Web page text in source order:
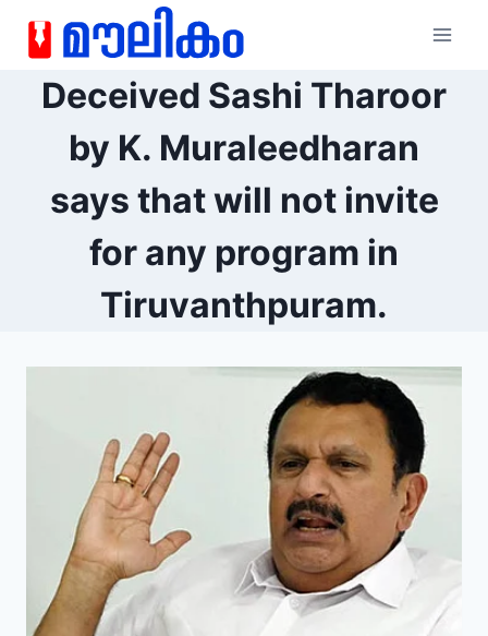
Deceived Sashi Tharoor
by K. Muraleedharan
says that will not invite
for any program in
Tiruvanthpuram.